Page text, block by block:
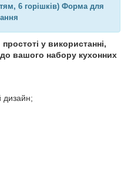
6 горішків) Форма для
у використанні,
вашого набору кухонних
дизайн;